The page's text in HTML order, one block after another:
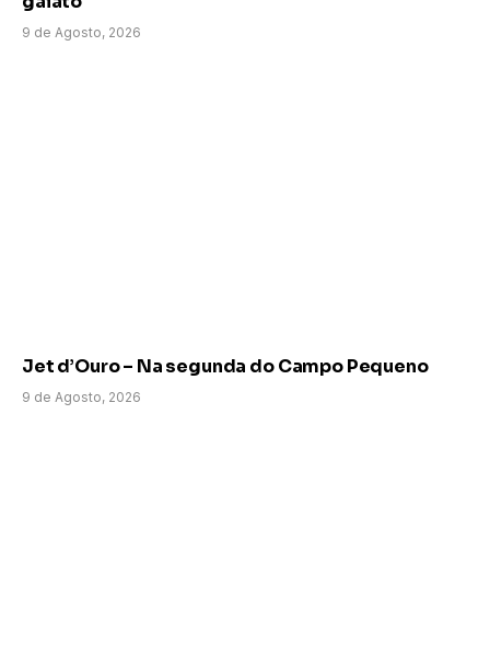
9 de Agosto, 2026
Jet d’Ouro – Na segunda do Campo Pequeno
9 de Agosto, 2026